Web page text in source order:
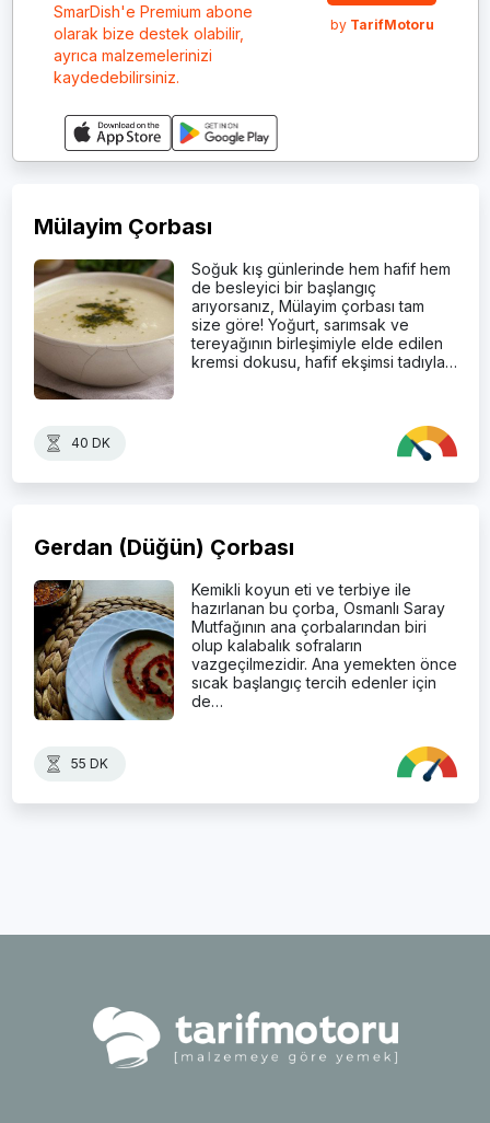
SmarDish'e Premium abone
olarak bize destek olabilir,
ayrıca malzemelerinizi
kaydedebilirsiniz.
by TarifMotoru
Mülayim Çorbası
Soğuk kış günlerinde hem hafif hem
de besleyici bir başlangıç
arıyorsanız, Mülayim çorbası tam
size göre! Yoğurt, sarımsak ve
tereyağının birleşimiyle elde edilen
kremsi dokusu, hafif ekşimsi tadıyla…
40 DK
Gerdan (Düğün) Çorbası
Kemikli koyun eti ve terbiye ile
hazırlanan bu çorba, Osmanlı Saray
Mutfağının ana çorbalarından biri
olup kalabalık sofraların
vazgeçilmezidir. Ana yemekten önce
sıcak başlangıç tercih edenler için
de…
55 DK